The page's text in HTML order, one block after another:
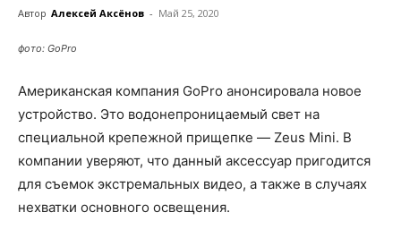
Автор Алексей Аксёнов - Май 25, 2020
фото: GoPro
Американская компания GoPro анонсировала новое
устройство. Это водонепроницаемый свет на
специальной крепежной прищепке — Zeus Mini. В
компании уверяют, что данный аксессуар пригодится
для съемок экстремальных видео, а также в случаях
нехватки основного освещения.